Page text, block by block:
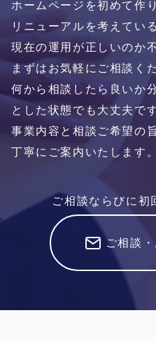
ホームページを初めて作
リニューアルを考えている
現在の運用が正しいのか
まずはお気軽にご相談く
何から相談したら良いか
とした状態でも大丈夫です
事業内容と相談ご希望の
丁寧にご案内いたします。
ご相談ならびに初
ご相談